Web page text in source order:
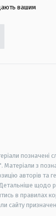
вашим
позначені
Матеріали з
авторів та
Детальніше щодо
в правилах
сайту